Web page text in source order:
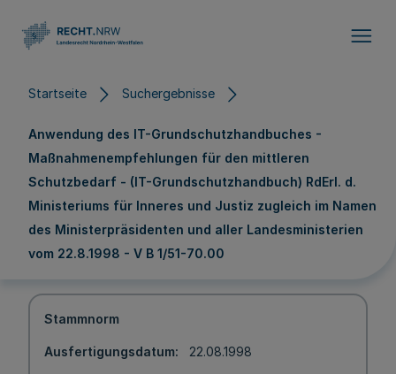
Startseite Suchergebnisse
Anwendung des IT-Grundschutzhandbuches -
Maßnahmenempfehlungen für den mittleren
Schutzbedarf - (IT-Grundschutzhandbuch) RdErl. d.
Ministeriums für Inneres und Justiz zugleich im Namen
des Ministerpräsidenten und aller Landesministerien
vom 22.8.1998 - V B 1/51-70.00
Stammnorm
Ausfertigungsdatum 22.08.1998